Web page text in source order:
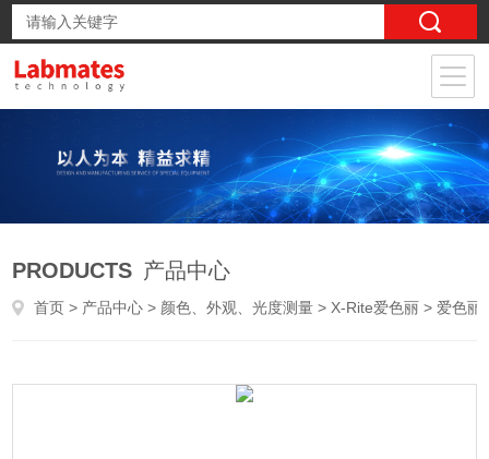
PRODUCTS 产品中心
首页 > 产品中心 > 颜色、外观、光度测量 > X-Rite爱色丽 > 爱色丽X-Rite Ci64UV便携式分光测色仪